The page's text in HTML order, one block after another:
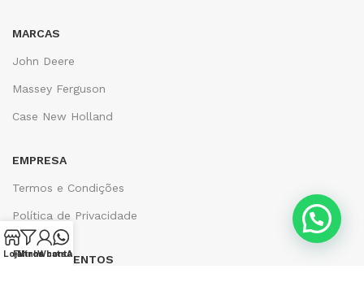
MARCAS
John Deere
Massey Ferguson
Case New Holland
EMPRESA
Termos e Condições
Política de Privacidade
DEPARTAMENTOS
LojaFiltros
Minha conta
WhatsApp